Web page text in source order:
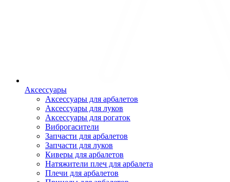
Аксессуары
Аксессуары для арбалетов
Аксессуары для луков
Аксессуары для рогаток
Виброгасители
Запчасти для арбалетов
Запчасти для луков
Киверы для арбалетов
Натяжители плеч для арбалета
Плечи для арбалетов